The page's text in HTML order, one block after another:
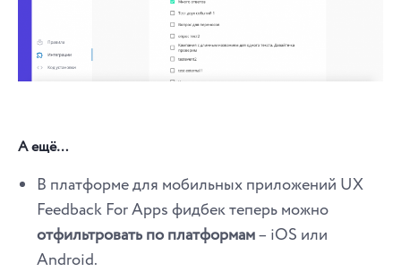
А ещё…
В платформе для мобильных приложений UX
Feedback For Apps фидбек теперь можно
отфильтровать по платформам– iOS или
Android.